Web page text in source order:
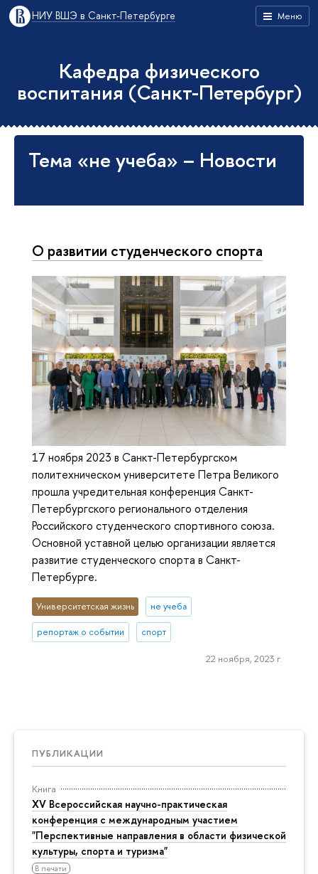
Меню
НИУ ВШЭ в Санкт-Петербурге
ПУБЛИКАЦИИ
Книга
XV Всероссийская научно-практическая
конференция с международным участием
"Перспективные направления в области физической
культуры, спорта и туризма"
В печати
Кафедра физического
воспитания (Санкт-Петербург)
Тема «не учеба» – Новости
О развитии студенческого спорта
17 ноября 2023 в Санкт-Петербургском
политехническом университете Петра Великого
прошла учредительная конференция Санкт-
Петербургского регионального отделения
Российского студенческого спортивного союза.
Основной уставной целью организации является
развитие студенческого спорта в Санкт-
Петербурге.
Университетская жизнь не учеба
репортаж о событии спорт
22 ноября, 2023 г.